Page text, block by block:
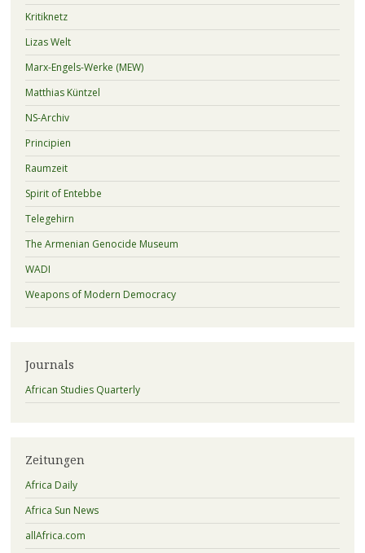
Kritiknetz
Lizas Welt
Marx-Engels-Werke (MEW)
Matthias Küntzel
NS-Archiv
Principien
Raumzeit
Spirit of Entebbe
Telegehirn
The Armenian Genocide Museum
WADI
Weapons of Modern Democracy
Journals
African Studies Quarterly
Zeitungen
Africa Daily
Africa Sun News
allAfrica.com